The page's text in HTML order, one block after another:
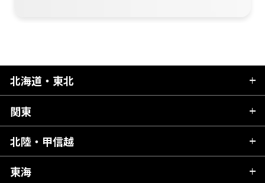
北海道・東北
北海道
青森県
秋田県
関東
茨城県
栃木県
北陸・甲信越
新潟県
東海